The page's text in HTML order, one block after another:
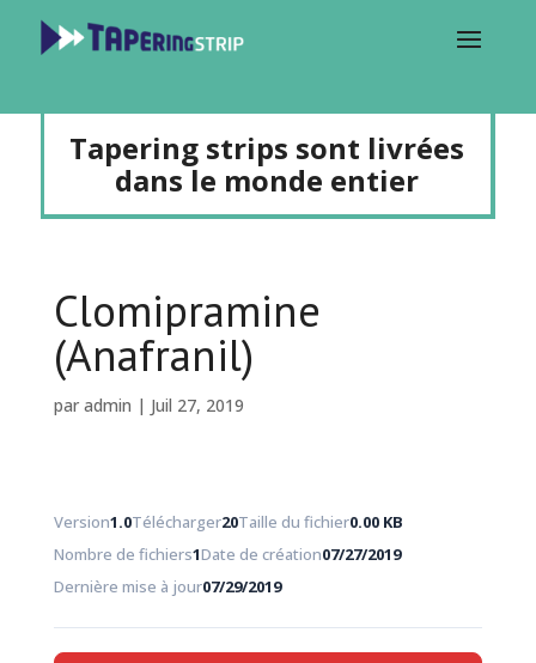
Tapering strips sont livrées
dans le monde entier
Clomipramine
(Anafranil)
par admin | Juil 27, 2019
Version1.0Télécharger20Taille du fichier0.00 KB
Nombre de fichiers1Date de création07/27/2019
Dernière mise à jour07/29/2019